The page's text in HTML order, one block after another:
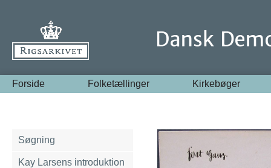
Forside Folketællinger Kirkebøger
Søgning
Kay Larsens introduktion